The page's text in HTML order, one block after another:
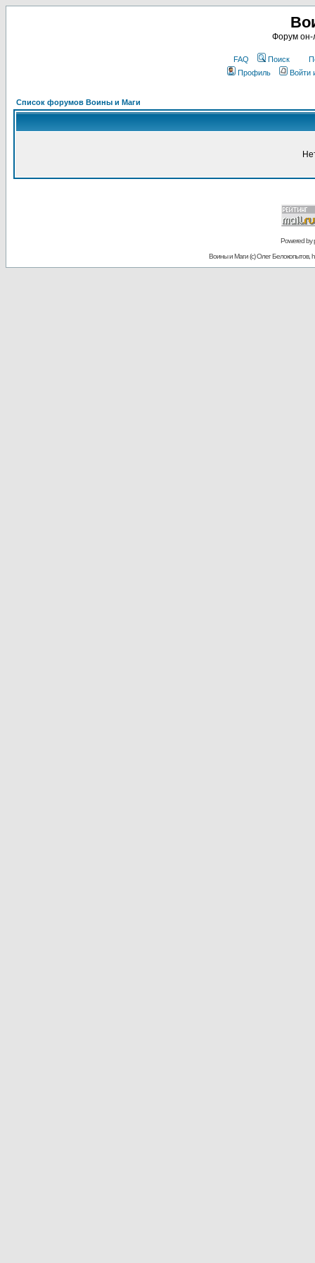
Форум он-
FAQ Поиск
Профиль
Войти
Список форумов Воины и Маги
Powered by
Воины и Маги (c) Олег Белокопытов,